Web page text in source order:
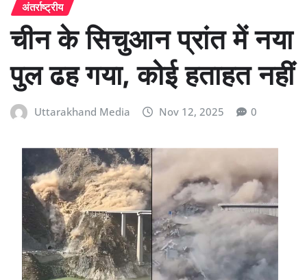
अंतर्राष्ट्रीय
चीन के सिचुआन प्रांत में नया
पुल ढह गया, कोई हताहत नहीं
Uttarakhand Media Nov 12, 2025 0